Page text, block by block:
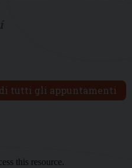
tutti gli appuntamenti